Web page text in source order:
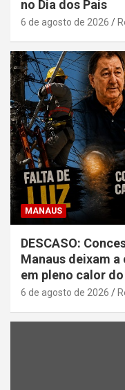
no Dia dos Pais
6 de agosto de 2026
MANAUS
DESCASO:
Manaus deixam a
em pleno calor
6 de agosto de 2026